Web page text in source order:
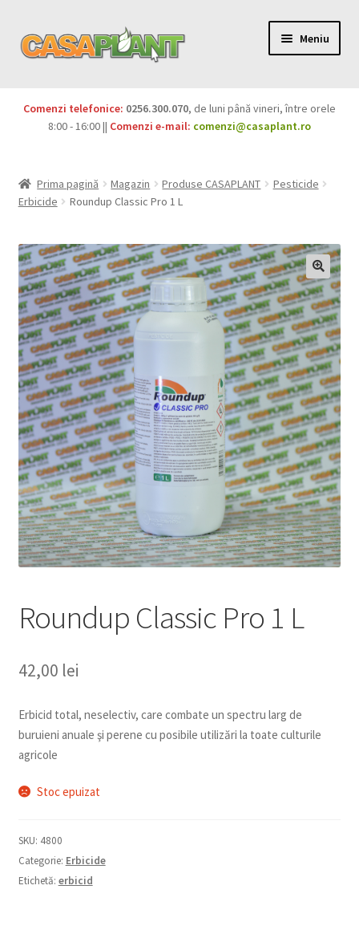
Meniu
Pesticide
copil
Produse BIO
Igienă publică
Casa și grădina
Extinde
meniul
copil
Sere și solarii
Extinde
meniul
copil
Comenzi telefonice: 0256.300.070, de luni până vineri, între orele
8:00 - 16:00 || Comenzi e-mail: comenzi@casaplant.ro
Prima pagină Magazin Produse CASAPLANT
Pesticide
Erbicide
Roundup Classic Pro 1 L
Roundup Classic Pro 1 L
42,00 lei
Erbicid total, neselectiv, care combate un spectru larg de
buruieni anuale şi perene cu posibile utilizări la toate culturile
agricole
Stoc epuizat
SKU: 4800
Categorie: Erbicide
Etichetă: erbicid